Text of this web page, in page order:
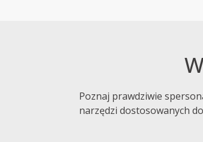
Poznaj prawdziwie
narzędzi dostosowanych